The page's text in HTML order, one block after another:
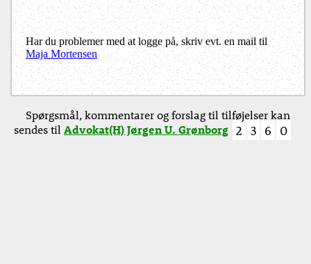
Har du problemer med at logge på, skriv evt. en mail til
Maja Mortensen
Spørgsmål, kommentarer og forslag til tilføjelser kan
sendes tilAdvokat(H) Jørgen U. Grønborg 2 3 6 0